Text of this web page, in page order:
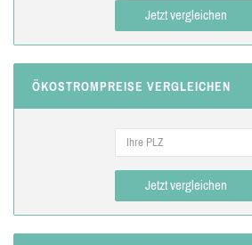
Jetzt vergleichen
ÖKOSTROMPREISE VERGLEICHEN
Jetzt vergleichen